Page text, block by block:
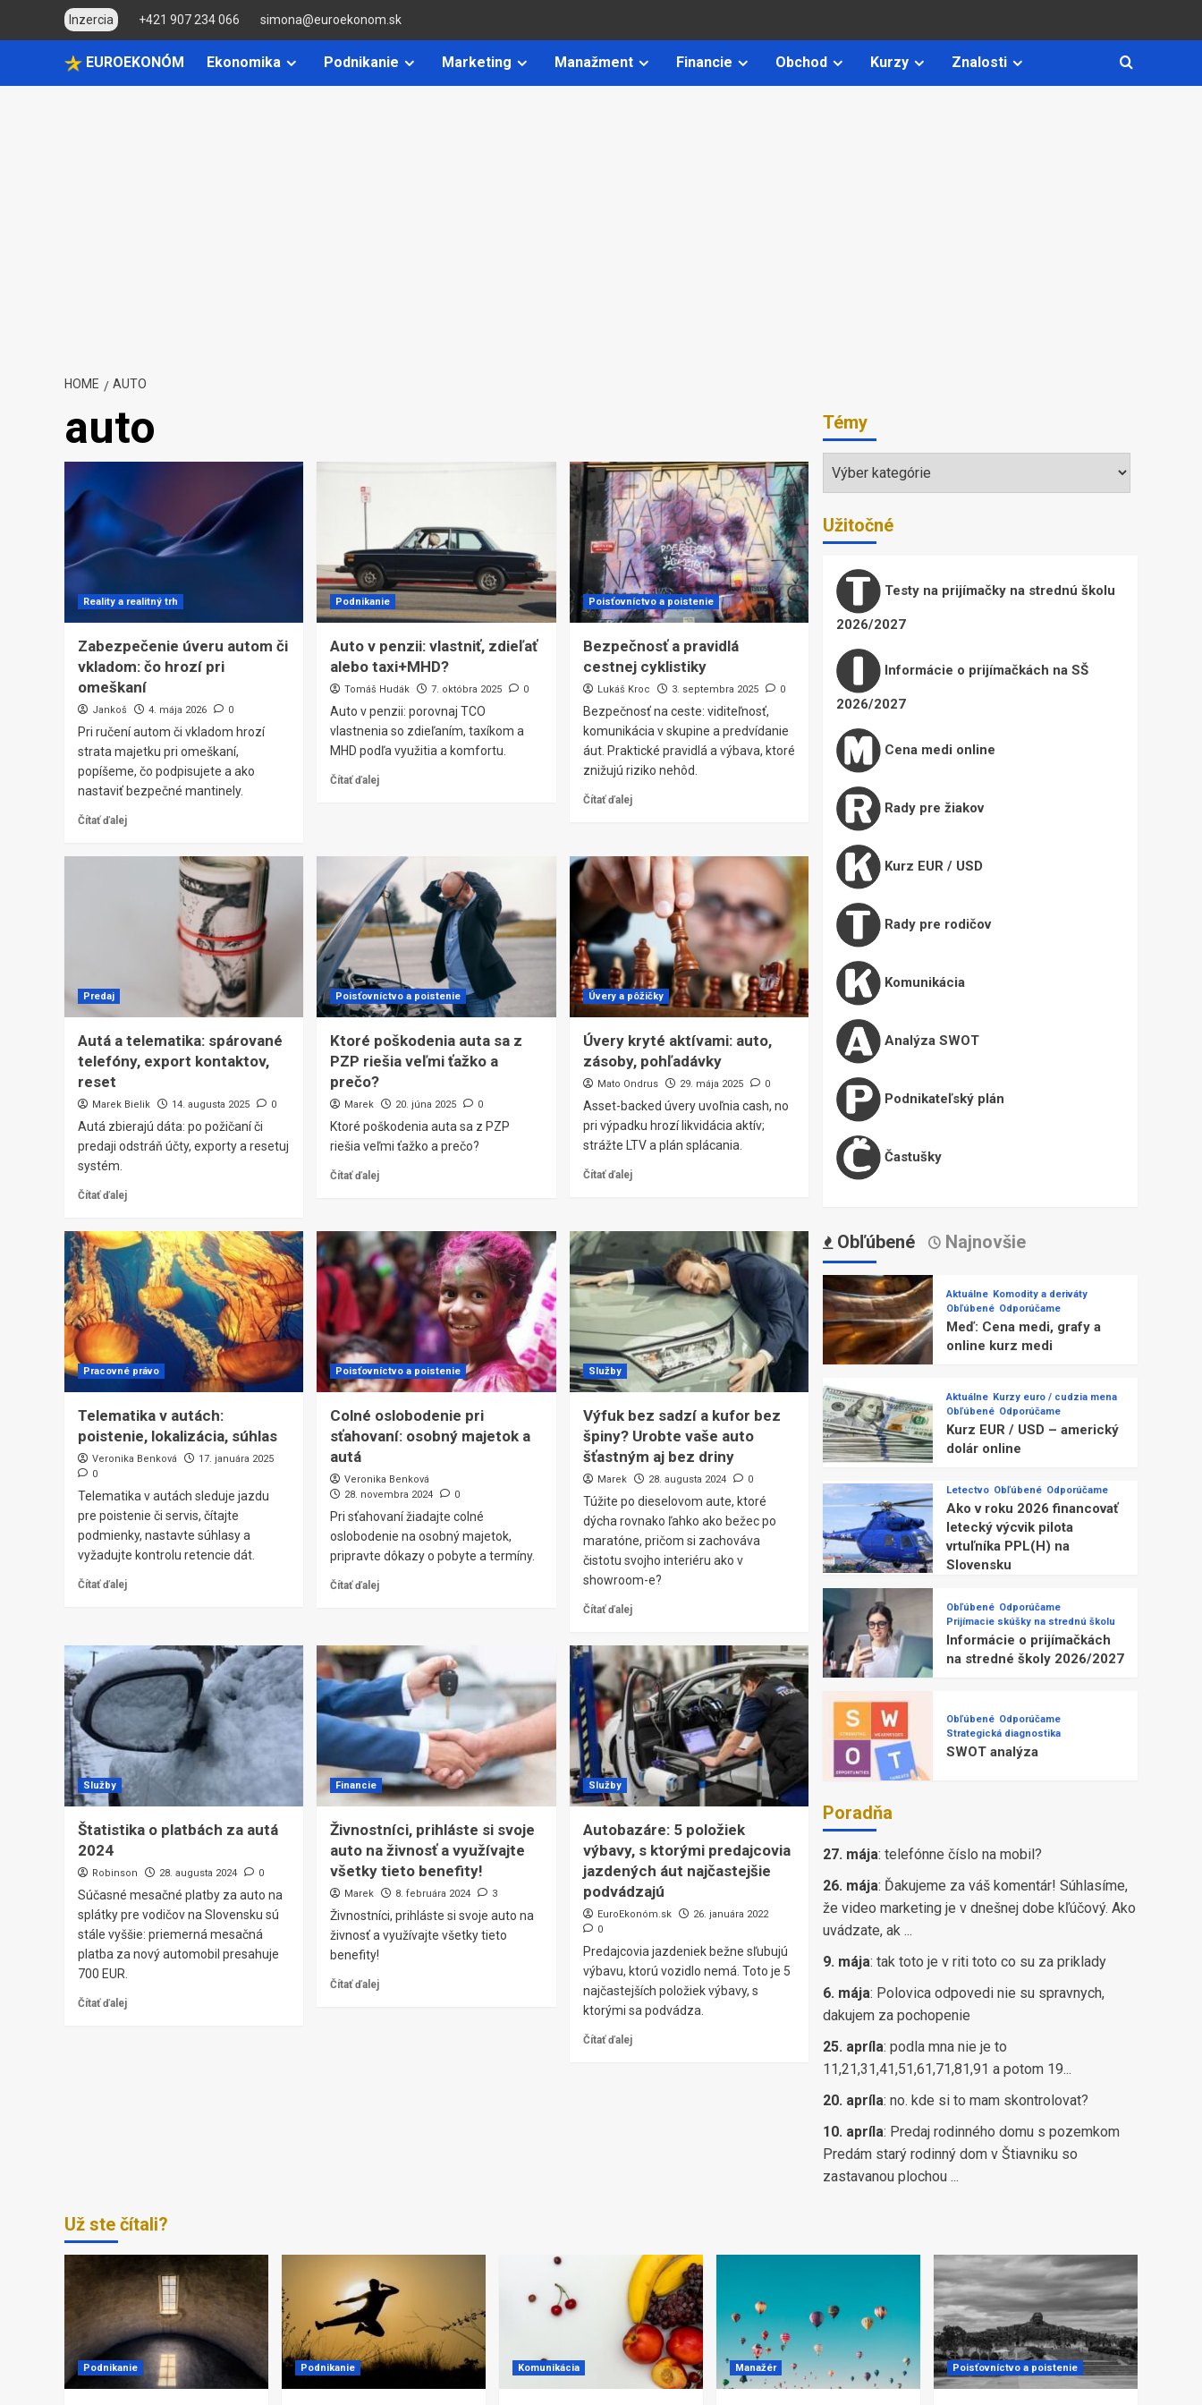
Inzercia +421 907 234 066 simona@euroekonom.sk
EUROEKONÓM Ekonomika Podnikanie Marketing Manažment Financie Obchod Kurzy Znalosti
HOME AUTO
auto
Reality a realitný trh
Zabezpečenie úveru autom či
vkladom: čo hrozí pri
omeškaní
Jankoš 4. mája 2026 0
Pri ručení autom či vkladom hrozí
strata majetku pri omeškaní,
popíšeme, čo podpisujete a ako
nastaviť bezpečné mantinely.
Čítať ďalej
Podnikanie
Auto v penzii: vlastniť, zdieľať
alebo taxi+MHD?
Tomáš Hudák 7. októbra 2025 0
Auto v penzii: porovnaj TCO
vlastnenia so zdieľaním, taxíkom a
MHD podľa využitia a komfortu.
Čítať ďalej
Poisťovníctvo a poistenie
Bezpečnosť a pravidlá
cestnej cyklistiky
Lukáš Kroc 3. septembra 2025 0
Bezpečnosť na ceste: viditeľnosť,
komunikácia v skupine a predvídanie
áut. Praktické pravidlá a výbava, ktoré
znižujú riziko nehôd.
Čítať ďalej
Predaj
Autá a telematika: spárované
telefóny, export kontaktov,
reset
Marek Bielik 14. augusta 2025 0
Autá zbierajú dáta: po požičaní či
predaji odstráň účty, exporty a resetuj
systém.
Čítať ďalej
Poisťovníctvo a poistenie
Ktoré poškodenia auta sa z
PZP riešia veľmi ťažko a
prečo?
Marek 20. júna 2025 0
Ktoré poškodenia auta sa z PZP
riešia veľmi ťažko a prečo?
Čítať ďalej
Úvery a pôžičky
Úvery kryté aktívami: auto,
zásoby, pohľadávky
Mato Ondrus 29. mája 2025 0
Asset-backed úvery uvoľnia cash, no
pri výpadku hrozí likvidácia aktív;
strážte LTV a plán splácania.
Čítať ďalej
Pracovné právo
Telematika v autách:
poistenie, lokalizácia, súhlas
Veronika Benková
17. januára 2025
0
Telematika v autách sleduje jazdu
pre poistenie či servis, čítajte
podmienky, nastavte súhlasy a
vyžadujte kontrolu retencie dát.
Čítať ďalej
Poisťovníctvo a poistenie
Colné oslobodenie pri
sťahovaní: osobný majetok a
autá
Veronika Benková
28. novembra 2024
0
Pri sťahovaní žiadajte colné
oslobodenie na osobný majetok,
pripravte dôkazy o pobyte a termíny.
Čítať ďalej
Služby
Výfuk bez sadzí a kufor bez
špiny? Urobte vaše auto
šťastným aj bez driny
Marek 28. augusta 2024 0
Túžite po dieselovom aute, ktoré
dýcha rovnako ľahko ako bežec po
maratóne, pričom si zachováva
čistotu svojho interiéru ako v
showroom-e?
Čítať ďalej
Služby
Štatistika o platbách za autá
2024
Robinson 28. augusta 2024 0
Súčasné mesačné platby za auto na
splátky pre vodičov na Slovensku sú
stále vyššie: priemerná mesačná
platba za nový automobil presahuje
700 EUR.
Čítať ďalej
Financie
Živnostníci, prihláste si svoje
auto na živnosť a využívajte
všetky tieto benefity!
Marek 8. februára 2024 3
Živnostníci, prihláste si svoje auto na
živnosť a využívajte všetky tieto
benefity!
Čítať ďalej
Služby
Autobazáre: 5 položiek
výbavy, s ktorými predajcovia
jazdených áut najčastejšie
podvádzajú
EuroEkonóm.sk
26. januára 2022
0
Predajcovia jazdeniek bežne sľubujú
výbavu, ktorú vozidlo nemá. Toto je 5
najčastejších položiek výbavy, s
ktorými sa podvádza.
Čítať ďalej
Témy
Témy
Užitočné
Testy na prijímačky na strednú školu
2026/2027
Informácie o prijímačkách na SŠ
2026/2027
Cena medi online
Rady pre žiakov
Kurz EUR / USD
Rady pre rodičov
Komunikácia
Analýza SWOT
Podnikateľský plán
Častušky
Obľúbené Najnovšie
Aktuálne Komodity a deriváty
Obľúbené Odporúčame
Meď: Cena medi, grafy a
online kurz medi
Aktuálne Kurzy euro / cudzia mena
Obľúbené Odporúčame
Kurz EUR / USD – americký
dolár online
Letectvo Obľúbené Odporúčame
Ako v roku 2026 financovať
letecký výcvik pilota
vrtuľníka PPL(H) na
Slovensku
Obľúbené Odporúčame
Prijímacie skúšky na strednú školu
Informácie o prijímačkách
na stredné školy 2026/2027
Obľúbené Odporúčame
Strategická diagnostika
SWOT analýza
Poradňa
27. mája: telefónne číslo na mobil?
26. mája: Ďakujeme za váš komentár! Súhlasíme,
že video marketing je v dnešnej dobe kľúčový. Ako
uvádzate, ak ...
9. mája: tak toto je v riti toto co su za priklady
6. mája: Polovica odpovedi nie su spravnych,
dakujem za pochopenie
25. apríla: podla mna nie je to
11,21,31,41,51,61,71,81,91 a potom 19...
20. apríla: no. kde si to mam skontrolovat?
10. apríla: Predaj rodinného domu s pozemkom
Predám starý rodinný dom v Štiavniku so
zastavanou plochou ...
Už ste čítali?
Podnikanie Podnikanie Komunikácia Manažér Poisťovníctvo a poistenie